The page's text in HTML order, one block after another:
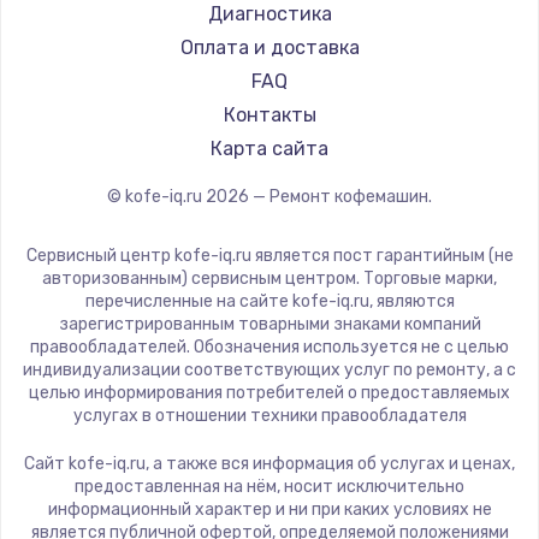
Ремонт кофемашин Tuvio
Ремонт кофемашин Carrera
Ремонт кофемашин Supra
La Cimbali
WMF
Yamaguchi
Nivona
Astoria
ROCKET MOZZAFIATO
Vivitek
Thomson
Hisense
DELTA
Kyvol
RED solution
Диагностика
Оплата и доставка
FAQ
Контакты
Карта сайта
© kofe-iq.ru 2026 — Ремонт кофемашин.
Сервисный центр kofe-iq.ru является пост гарантийным (не
авторизованным) сервисным центром. Торговые марки,
перечисленные на сайте kofe-iq.ru, являются
зарегистрированным товарными знаками компаний
правообладателей. Обозначения используется не с целью
индивидуализации соответствующих услуг по ремонту, а с
целью информирования потребителей о предоставляемых
услугах в отношении техники правообладателя
Сайт kofe-iq.ru, а также вся информация об услугах и ценах,
предоставленная на нём, носит исключительно
информационный характер и ни при каких условиях не
является публичной офертой, определяемой положениями